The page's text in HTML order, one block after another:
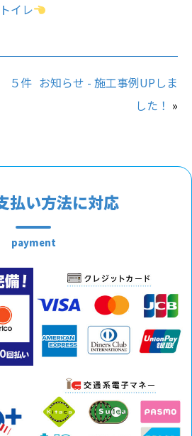
トイレ
５件 お知らせ - 施工事例UPしま
した！ »
払い方法に対応
payment